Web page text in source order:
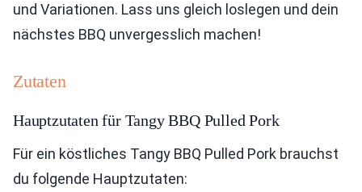
und Variationen. Lass uns gleich loslegen und dein
nächstes BBQ unvergesslich machen!
Zutaten
Hauptzutaten für Tangy BBQ Pulled Pork
Für ein köstliches Tangy BBQ Pulled Pork brauchst
du folgende Hauptzutaten: